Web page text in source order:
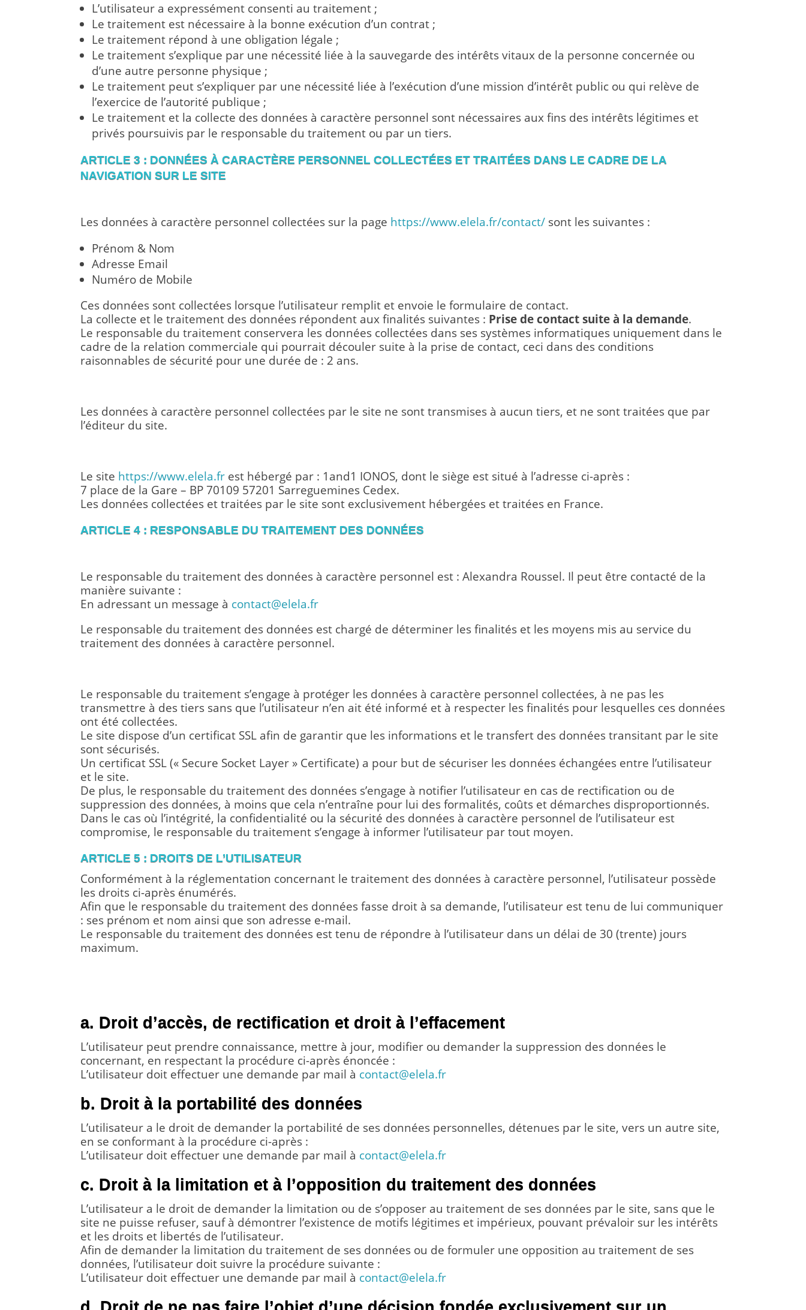
L’utilisateur a expressément consenti au traitement ;
Le traitement est nécessaire à la bonne exécution d’un contrat ;
Le traitement répond à une obligation légale ;
Le traitement s’explique par une nécessité liée à la sauvegarde des intérêts vitaux de la personne concernée ou
d’une autre personne physique ;
Le traitement peut s’expliquer par une nécessité liée à l’exécution d’une mission d’intérêt public ou qui relève de
l’exercice de l’autorité publique ;
Le traitement et la collecte des données à caractère personnel sont nécessaires aux fins des intérêts légitimes et
privés poursuivis par le responsable du traitement ou par un tiers.
ARTICLE 3 : DONNÉES À CARACTÈRE PERSONNEL COLLECTÉES ET TRAITÉES DANS LE CADRE DE LA
NAVIGATION SUR LE SITE
Les données à caractère personnel collectées sur la page https://www.elela.fr/contact/ sont les suivantes :
Prénom & Nom
Adresse Email
Numéro de Mobile
Ces données sont collectées lorsque l’utilisateur remplit et envoie le formulaire de contact.
La collecte et le traitement des données répondent aux finalités suivantes : Prise de contact suite à la demande.
Le responsable du traitement conservera les données collectées dans ses systèmes informatiques uniquement dans le
cadre de la relation commerciale qui pourrait découler suite à la prise de contact, ceci dans des conditions
raisonnables de sécurité pour une durée de : 2 ans.
Les données à caractère personnel collectées par le site ne sont transmises à aucun tiers, et ne sont traitées que par
l’éditeur du site.
Le site https://www.elela.fr est hébergé par : 1and1 IONOS, dont le siège est situé à l’adresse ci-après :
7 place de la Gare – BP 70109 57201 Sarreguemines Cedex.
Les données collectées et traitées par le site sont exclusivement hébergées et traitées en France.
ARTICLE 4 : RESPONSABLE DU TRAITEMENT DES DONNÉES
Le responsable du traitement des données à caractère personnel est : Alexandra Roussel. Il peut être contacté de la
manière suivante :
En adressant un message à contact@elela.fr
Le responsable du traitement des données est chargé de déterminer les finalités et les moyens mis au service du
traitement des données à caractère personnel.
Le responsable du traitement s’engage à protéger les données à caractère personnel collectées, à ne pas les
transmettre à des tiers sans que l’utilisateur n’en ait été informé et à respecter les finalités pour lesquelles ces données
ont été collectées.
Le site dispose d’un certificat SSL afin de garantir que les informations et le transfert des données transitant par le site
sont sécurisés.
Un certificat SSL (« Secure Socket Layer » Certificate) a pour but de sécuriser les données échangées entre l’utilisateur
et le site.
De plus, le responsable du traitement des données s’engage à notifier l’utilisateur en cas de rectification ou de
suppression des données, à moins que cela n’entraîne pour lui des formalités, coûts et démarches disproportionnés.
Dans le cas où l’intégrité, la confidentialité ou la sécurité des données à caractère personnel de l’utilisateur est
compromise, le responsable du traitement s’engage à informer l’utilisateur par tout moyen.
ARTICLE 5 : DROITS DE L’UTILISATEUR
Conformément à la réglementation concernant le traitement des données à caractère personnel, l’utilisateur possède
les droits ci-après énumérés.
Afin que le responsable du traitement des données fasse droit à sa demande, l’utilisateur est tenu de lui communiquer
: ses prénom et nom ainsi que son adresse e-mail.
Le responsable du traitement des données est tenu de répondre à l’utilisateur dans un délai de 30 (trente) jours
maximum.
a. Droit d’accès, de rectification et droit à l’effacement
L’utilisateur peut prendre connaissance, mettre à jour, modifier ou demander la suppression des données le
concernant, en respectant la procédure ci-après énoncée :
L’utilisateur doit effectuer une demande par mail à contact@elela.fr
b. Droit à la portabilité des données
L’utilisateur a le droit de demander la portabilité de ses données personnelles, détenues par le site, vers un autre site,
en se conformant à la procédure ci-après :
L’utilisateur doit effectuer une demande par mail à contact@elela.fr
c. Droit à la limitation et à l’opposition du traitement des données
L’utilisateur a le droit de demander la limitation ou de s’opposer au traitement de ses données par le site, sans que le
site ne puisse refuser, sauf à démontrer l’existence de motifs légitimes et impérieux, pouvant prévaloir sur les intérêts
et les droits et libertés de l’utilisateur.
Afin de demander la limitation du traitement de ses données ou de formuler une opposition au traitement de ses
données, l’utilisateur doit suivre la procédure suivante :
L’utilisateur doit effectuer une demande par mail à contact@elela.fr